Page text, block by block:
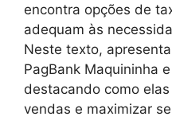
encontra opções de
adequam às
Neste texto,
PagBank Maquininha
destacando como
vendas e maximizar